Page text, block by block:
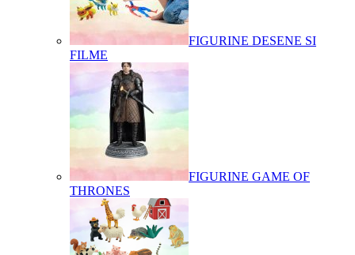
FIGURINE DESENE SI
FILME
FIGURINE GAME OF
THRONES